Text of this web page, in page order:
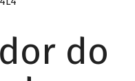
do